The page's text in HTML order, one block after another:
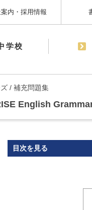
内・採用情報
学校
/ 補充問題集
English
目次を見る